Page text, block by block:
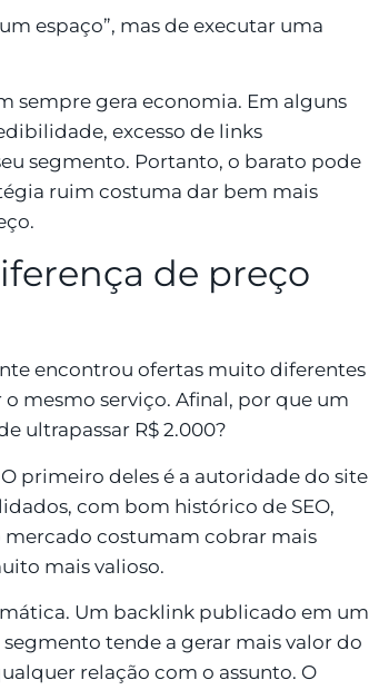
espaço”, mas de executar uma
sempre gera economia. Em alguns
excesso de links
segmento. Portanto, o barato pode
ruim costuma dar bem mais
de preço
encontrou ofertas muito diferentes
mesmo serviço. Afinal, por que um
ultrapassar R$ 2.000?
primeiro deles é a autoridade do site
com bom histórico de SEO,
costumam cobrar mais
mais valioso.
Um backlink publicado em um
tende a gerar mais valor do
relação com o assunto. O